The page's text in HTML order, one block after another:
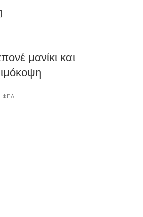
μανίκι και
ΦΠΑ